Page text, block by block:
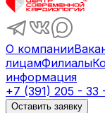
О компании
лицамФилиалы
информация
+7 (391) 205 - 33
Оставить заявку